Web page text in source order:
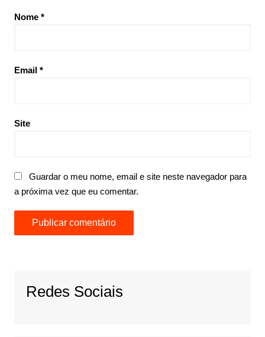
Nome *
Email *
Site
Guardar o meu nome, email e site neste navegador para
a próxima vez que eu comentar.
Redes Sociais